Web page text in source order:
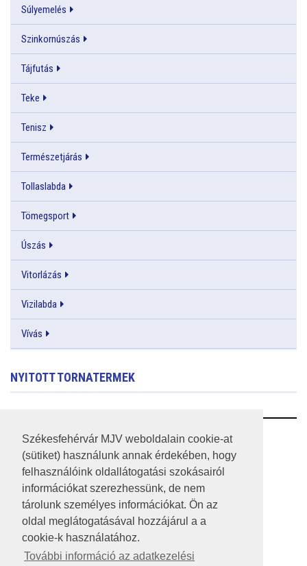
Székesfehérvár MJV weboldalain cookie-at
(sütiket) használunk annak érdekében, hogy
felhasználóink oldallátogatási szokásairól
információkat szerezhessünk, de nem
tárolunk személyes információkat. Ön az
oldal meglátogatásával hozzájárul a a
cookie-k használatához.
További információ az adatkezelési
Súlyemelés
Szinkornúszás
Tájfutás
Teke
Tenisz
Természetjárás
Tollaslabda
Tömegsport
Úszás
Vitorlázás
Vizilabda
Vívás
NYITOTT TORNATERMEK
RSS
A HONLAP 2017.03.31-I ÁLLAPOTA
JOGI NYILATKOZAT
IMPRESSZUM